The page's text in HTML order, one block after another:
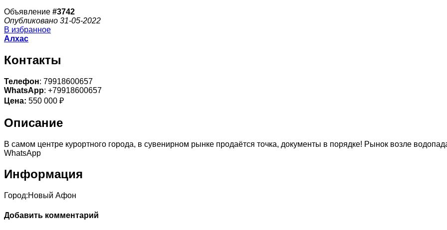
Объявление #3742
Опубликовано 31-05-2022
В избранное
Алхас
Контакты
Телефон: 79918600657
WhatsApp: +79918600657
Цена: 550 000 ₽
Описание
В самом центре курортного города, в сувенирном рынке продаётся точка, документы в порядке! Рынок возле
WhatsApp
Информация
Город:Новый Афон
Добавить комментарий